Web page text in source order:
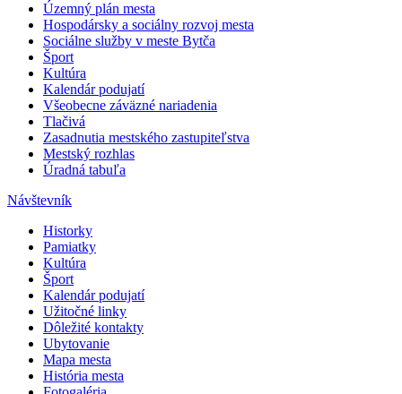
Územný plán mesta
Hospodársky a sociálny rozvoj mesta
Sociálne služby v meste Bytča
Šport
Kultúra
Kalendár podujatí
Všeobecne záväzné nariadenia
Tlačivá
Zasadnutia mestského zastupiteľstva
Mestský rozhlas
Úradná tabuľa
Návštevník
Historky
Pamiatky
Kultúra
Šport
Kalendár podujatí
Užitočné linky
Dôležité kontakty
Ubytovanie
Mapa mesta
História mesta